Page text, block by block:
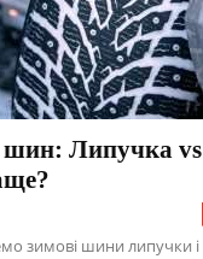
шин: Липучка vs
зимові шини липучки і